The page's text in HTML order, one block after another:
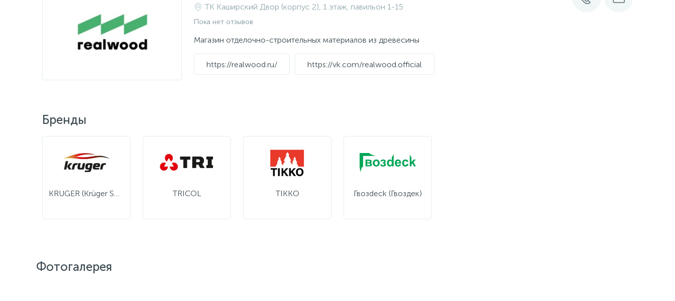
ТК Каширский Двор (корпус 2), 1 этаж, павильон 1-15
Пока нет отзывов
Магазин отделочно-строительных материалов из древесины
https://realwood.ru/ https://vk.com/realwood.official
Бренды
KRUGER (Krüger Sohn) TRICOL TIKKO Гвозdeck (Гвоздек)
Фотогалерея